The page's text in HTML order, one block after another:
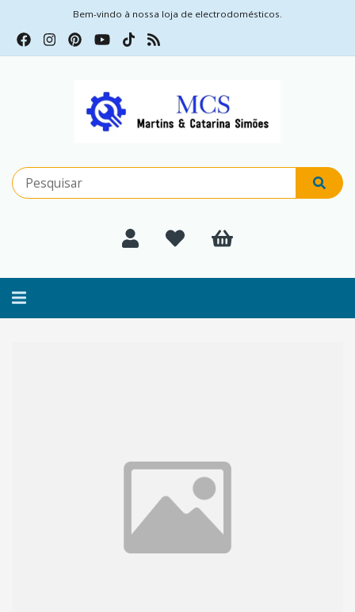
Bem-vindo à nossa loja de electrodomésticos.
Alternar